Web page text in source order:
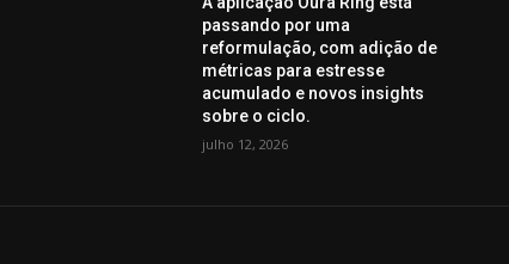
passando por uma
reformulação, com adição de
métricas para estresse
acumulado e novos insights
sobre o ciclo.
julho 12, 2026